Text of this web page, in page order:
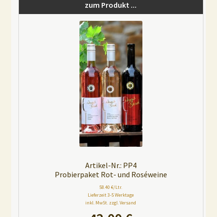
Artikel-Nr.: PP4
Probierpaket Rot- und Roséweine
58.40 €/Ltr.
Lieferzeit 3-5 Werktage
inkl. MwSt. zzgl. Versand
zum Produkt ...